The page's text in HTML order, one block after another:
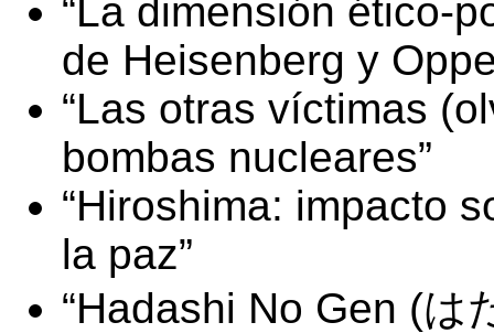
“La dimensión ético-
de Heisenberg y
“Las otras víctimas
bombas nucleares”
“Hiroshima: impacto
la paz”
“Hadashi No Gen (は